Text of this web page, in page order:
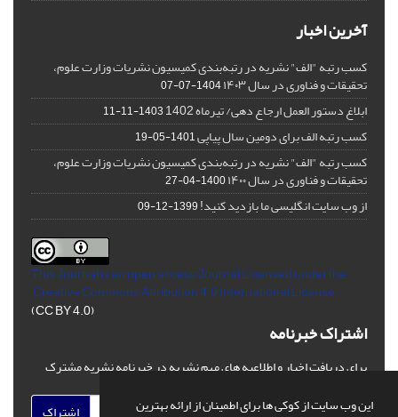
این وب سایت از کوکی ها برای اطمینان از ارائه بهترین
آخرین اخبار
کسب رتبه "الف" نشریه در رتبه‌بندی کمیسیون نشریات وزارت علوم،
تحقیقات و فناوری در سال ۱۴۰۳ 1404-07-07
ابلاغ دستور العمل ارجاع دهی/ تیرماه 1402 1403-11-11
کسب رتبه الف برای دومین سال پیاپی1401-05-19
کسب رتبه "الف" نشریه در رتبه‌بندی کمیسیون نشریات وزارت علوم،
تحقیقات و فناوری در سال ۱۴۰۰ 1400-04-27
از وب سایت انگلیسی ما بازدید کنید!1399-12-09
This Journal is an open access Journal Licensedunder the
Creative Commons Attribution 4.0 International License
(CC BY 4.0)
اشتراک خبرنامه
برای دریافت اخبار و اطلاعیه های مهم نشریه در خبرنامه نشریه مشترک